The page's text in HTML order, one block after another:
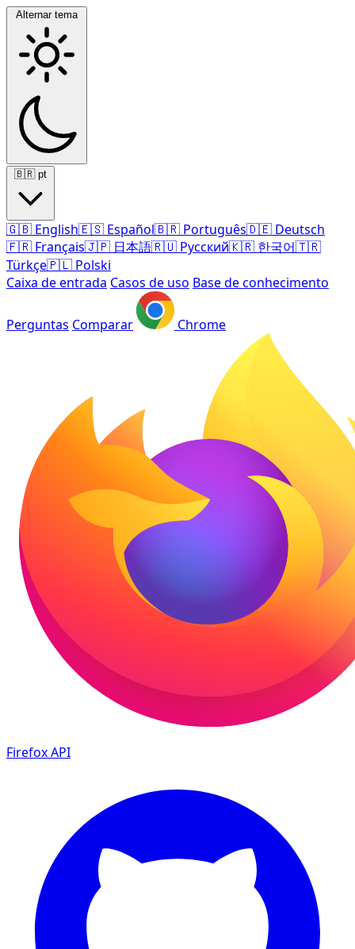
Alternar tema
🇧🇷 pt
🇬🇧 English🇪🇸 Español🇧🇷 Português🇩🇪 Deutsch
🇫🇷 Français🇯🇵 日本語🇷🇺 Русский🇰🇷 한국어🇹🇷
Türkçe🇵🇱 Polski
Caixa de entrada Casos de uso Base de conhecimento
Perguntas Comparar Chrome
FirefoxAPI